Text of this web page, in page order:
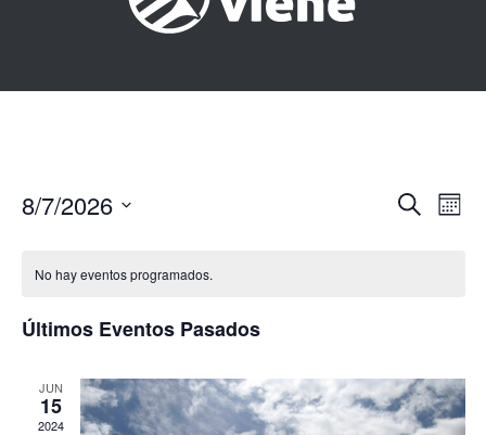
de
BuscarMes
8/7/2026
No hay eventos programados.
Últimos Eventos Pasados
JUN
15
2024